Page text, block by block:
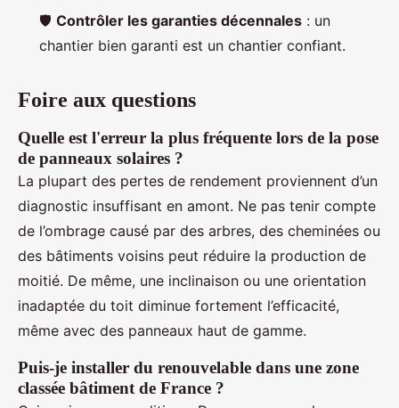
🛡️ Contrôler les garanties décennales : un
chantier bien garanti est un chantier confiant.
Foire aux questions
Quelle est l'erreur la plus fréquente lors de la pose
de panneaux solaires ?
La plupart des pertes de rendement proviennent d’un
diagnostic insuffisant en amont. Ne pas tenir compte
de l’ombrage causé par des arbres, des cheminées ou
des bâtiments voisins peut réduire la production de
moitié. De même, une inclinaison ou une orientation
inadaptée du toit diminue fortement l’efficacité,
même avec des panneaux haut de gamme.
Puis-je installer du renouvelable dans une zone
classée bâtiment de France ?